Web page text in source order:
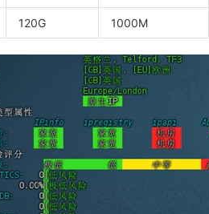
120G 1000M